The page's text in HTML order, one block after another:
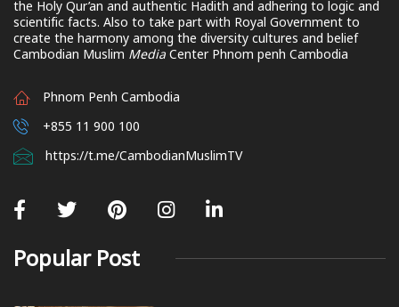
the Holy Qur’an and authentic Hadith and adhering to logic and
scientific facts. Also to take part with Royal Government to
create the harmony among the diversity cultures and belief
Cambodian Muslim Media Center Phnom penh Cambodia
Phnom Penh Cambodia
+855 11 900 100
https://t.me/CambodianMuslimTV
Popular Post